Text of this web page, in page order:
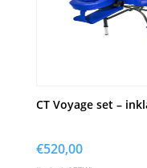
CT Voyage set –
€520,00